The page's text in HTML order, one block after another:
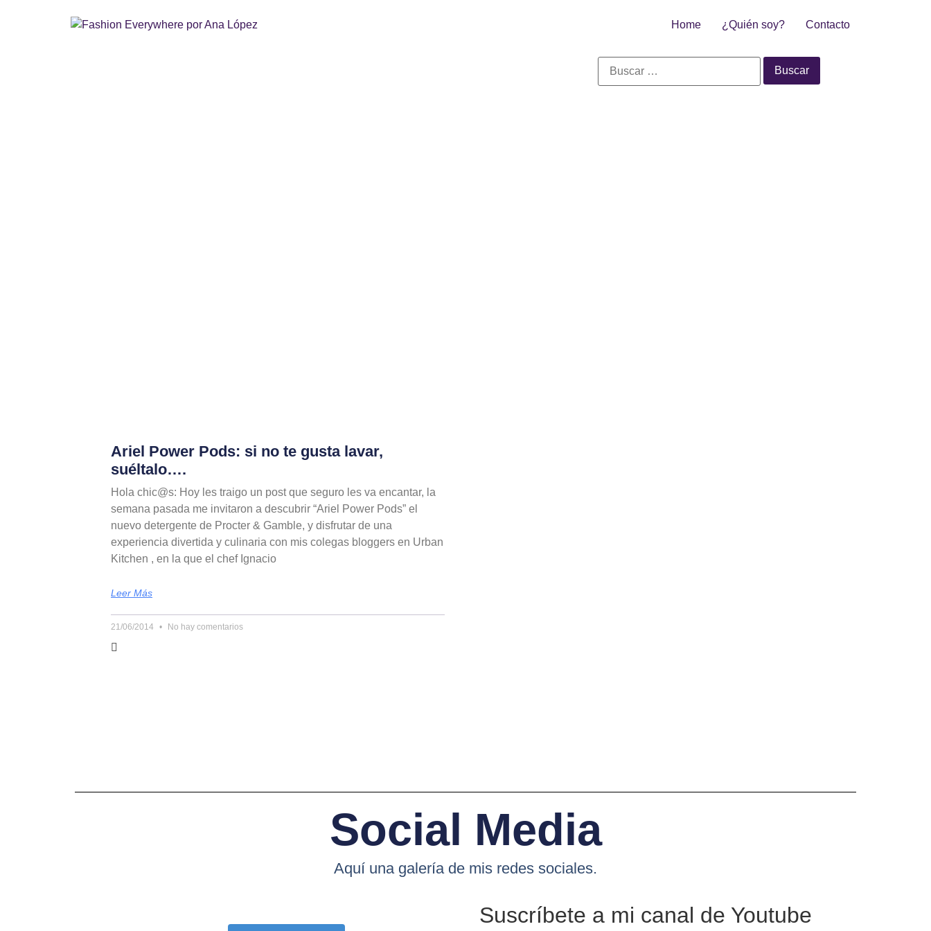
Home ¿Quién soy? Contacto
Ariel Power Pods: si no te gusta lavar,
suéltalo….
Hola chic@s: Hoy les traigo un post que seguro les va encantar, la
semana pasada me invitaron a descubrir “Ariel Power Pods” el
nuevo detergente de Procter & Gamble, y disfrutar de una
experiencia divertida y culinaria con mis colegas bloggers en Urban
Kitchen , en la que el chef Ignacio
Leer Más
21/06/2014 No hay comentarios
Social Media
Aquí una galería de mis redes sociales.
Suscríbete a mi canal de Youtube